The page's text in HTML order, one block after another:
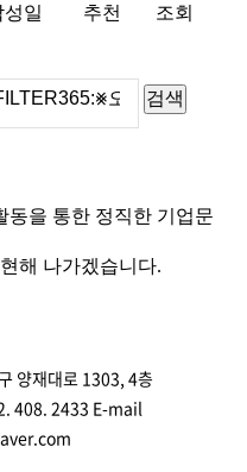
성일 추천 조회
검색
동을 통한 정직한 기업문
해 나가겠습니다.
양재대로 1303, 4층
408. 2433 E-mail